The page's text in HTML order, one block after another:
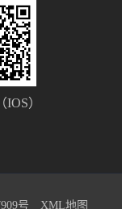
IOS）
号 XML地图